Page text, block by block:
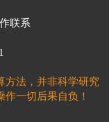
联系
方法，并非科学研究
一切后果自负！